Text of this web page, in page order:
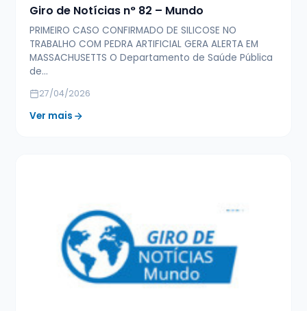
Giro de Notícias n° 82 – Mundo
PRIMEIRO CASO CONFIRMADO DE SILICOSE NO
TRABALHO COM PEDRA ARTIFICIAL GERA ALERTA EM
MASSACHUSETTS O Departamento de Saúde Pública
de…
27/04/2026
Ver mais